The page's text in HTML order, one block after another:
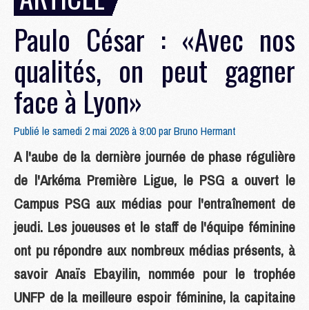
Paulo César : «Avec nos
qualités, on peut gagner
face à Lyon»
Publié le samedi 2 mai 2026 à 9:00 parBruno Hermant
A l'aube de la dernière journée de phase régulière
de l'Arkéma Première Ligue, le PSG a ouvert le
Campus PSG aux médias pour l'entraînement de
jeudi. Les joueuses et le staff de l'équipe féminine
ont pu répondre aux nombreux médias présents, à
savoir Anaïs Ebayilin, nommée pour le trophée
UNFP de la meilleure espoir féminine, la capitaine